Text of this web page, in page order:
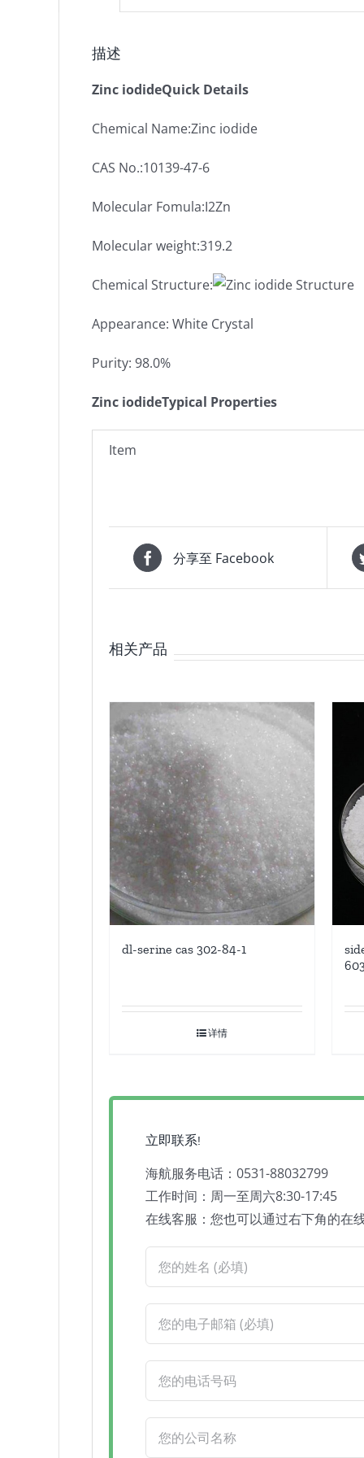
描述
Zinc iodideQuick Details
Chemical Name:Zinc iodide
CAS No.:10139-47-6
Molecular Fomula:I2Zn
Molecular weight:319.2
Chemical Structure:
Appearance: White Crystal
Purity: 98.0%
Zinc iodideTypical Properties
Item
分享至 Facebook
相关产品
dl-serine cas 302-84-1
详情
立即联系!
海航服务电话：0531-88032799
工作时间：周一至周六8:30-17:45
在线客服：您也可以通过右下角的在